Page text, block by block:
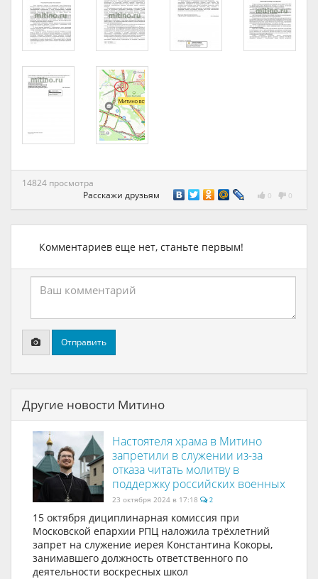
14824 просмотра
Расскажи друзьям
0 0
Комментариев еще нет, станьте первым!
Отправить
Другие новости Митино
Настоятеля храма в Митино
запретили в служении из-за
отказа читать молитву в
поддержку российских военных
23 октября 2024 в 17:18 2
15 октября дициплинарная комиссия при
Московской епархии РПЦ наложила трёхлетний
запрет на служение иерея Константина Кокоры,
занимавшего должность ответственного по
деятельности воскресных школ